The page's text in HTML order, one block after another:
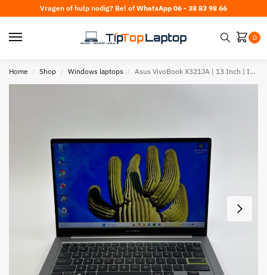
Vragen of hulp nodig? Bel of WhatsApp 06 - 38 83 98 66
0
Home / Shop / Windows laptops / Asus VivoBook X321JA | 13 Inch | Intel Core i7 | 8GB RAM | 256GB SSD